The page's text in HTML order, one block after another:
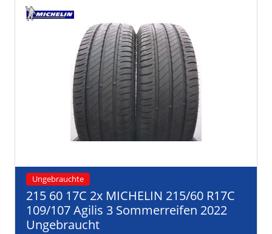
Ungebrauchte
215 60 17C 2x MICHELIN 215/60 R17C
109/107 Agilis 3 Sommerreifen 2022
Ungebraucht